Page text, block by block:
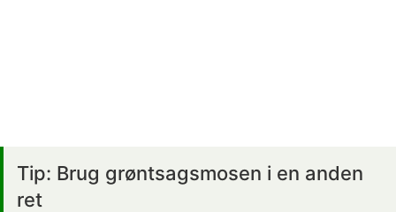
Tip: Brug grøntsagsmosen i en anden
ret